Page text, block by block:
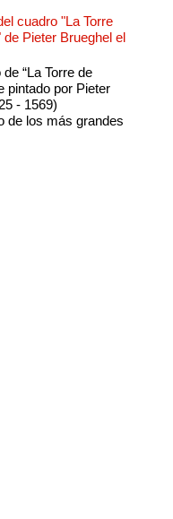
cuadro "La Torre
de Pieter Brueghel el
“La Torre de
pintado por Pieter
- 1569)
de los más grandes